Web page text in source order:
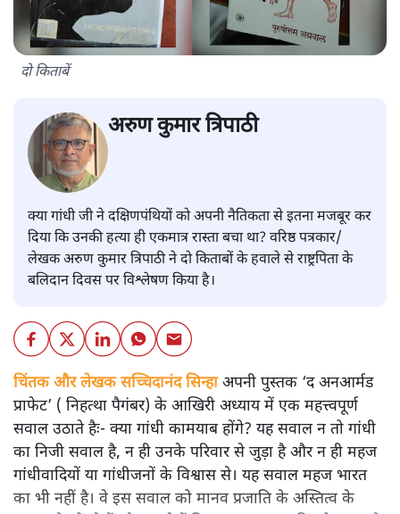
दो किताबें
अरुण कुमार त्रिपाठी
क्या गांधी जी ने दक्षिणपंथियों को अपनी नैतिकता से इतना मजबूर कर
दिया कि उनकी हत्या ही एकमात्र रास्ता बचा था? वरिष्ठ पत्रकार/
लेखक अरुण कुमार त्रिपाठी ने दो किताबों के हवाले से राष्ट्रपिता के
बलिदान दिवस पर विश्लेषण किया है।
चिंतक और लेखक सच्चिदानंद सिन्हाअपनी पुस्तक ‘द अनआर्मड
प्राफेट’ ( निहत्था पैगंबर) के आखिरी अध्याय में एक महत्त्वपूर्ण
सवाल उठाते हैः- क्या गांधी कामयाब होंगे? यह सवाल न तो गांधी
का निजी सवाल है, न ही उनके परिवार से जुड़ा है और न ही महज
गांधीवादियों या गांधीजनों के विश्वास से। यह सवाल महज भारत
का भी नहीं है। वे इस सवाल को मानव प्रजाति के अस्तित्व के